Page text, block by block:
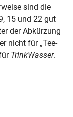
sind die
15 und 22 gut
der Abkürzung
nicht für „Tee-
TrinkWasser.